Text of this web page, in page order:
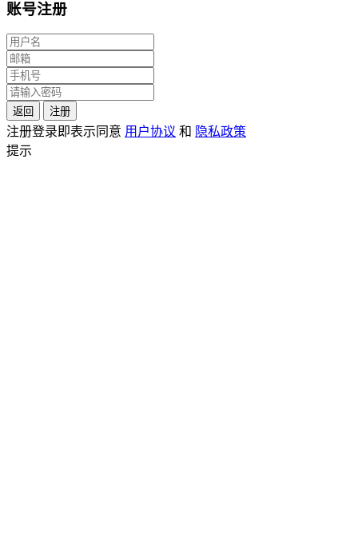
账号注册
返回 注册
注册登录即表示同意 用户协议 和 隐私政策
提示